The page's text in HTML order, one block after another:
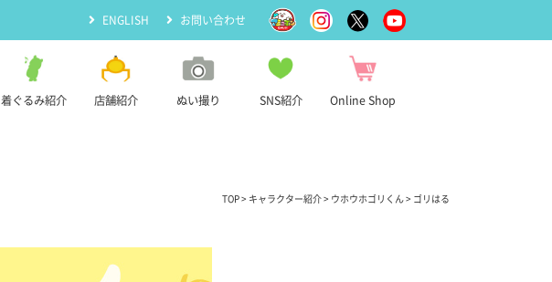
ENGLISH お問い合わせ
着ぐるみ紹介 店舗紹介 ぬい撮り SNS紹介 Online Shop
TOP > キャラクター紹介 > ウホウホゴリくん > ゴリはる